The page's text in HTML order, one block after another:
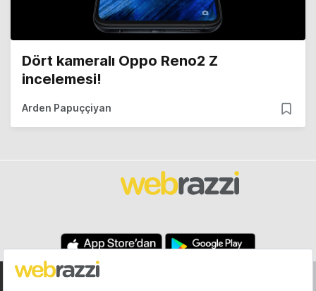
Dört kameralı Oppo Reno2 Z
incelemesi!
Arden Papuççiyan